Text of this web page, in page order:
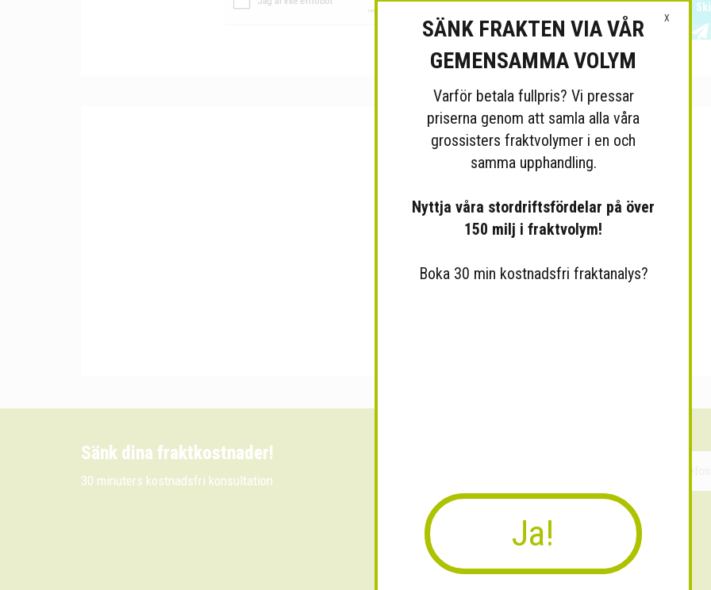
Sänk dina fraktkostnader!
30 minuters kostnadsfri konsultation
X
SÄNK FRAKTEN VIA VÅR
GEMENSAMMA VOLYM
Varför betala fullpris? Vi pressar
priserna genom att samla alla våra
grossisters fraktvolymer i en och
samma upphandling.
Nyttja våra stordriftsfördelar på över
150 milj i fraktvolym!
Boka 30 min kostnadsfri fraktanalys?
Ja!